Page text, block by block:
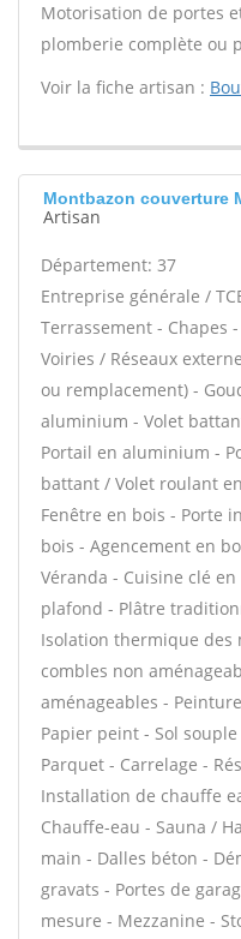
Motorisation de portes
plomberie complète ou
Voir la fiche artisan :
Montbazon couverture
Artisan
Département: 37
Entreprise générale /
Terrassement - Chapes
Voiries / Réseaux
ou remplacement) -
aluminium - Volet
Portail en aluminium -
battant / Volet roulant
Fenêtre en bois - Porte
bois - Agencement en
Véranda - Cuisine clé
plafond - Plâtre
Isolation thermique des
combles non
aménageables -
Papier peint - Sol souple
Parquet - Carrelage -
Installation de chauffe
Chauffe-eau - Sauna /
main - Dalles béton -
gravats - Portes de
mesure - Mezzanine -